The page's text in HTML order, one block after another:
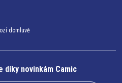
domluvě
díky novinkám Camic